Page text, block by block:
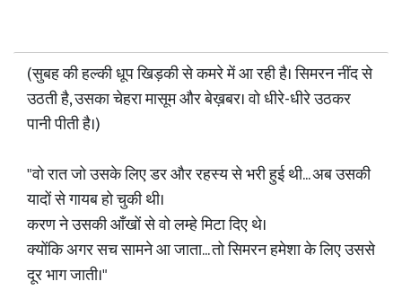
(सुबह की हल्की धूप खिड़की से कमरे में आ रही है। सिमरन नींद से
उठती है, उसका चेहरा मासूम और बेख़बर। वो धीरे-धीरे उठकर
पानी पीती है।)
"वो रात जो उसके लिए डर और रहस्य से भरी हुई थी... अब उसकी
यादों से गायब हो चुकी थी।
करण ने उसकी आँखों से वो लम्हे मिटा दिए थे।
क्योंकि अगर सच सामने आ जाता... तो सिमरन हमेशा के लिए उससे
दूर भाग जाती।"